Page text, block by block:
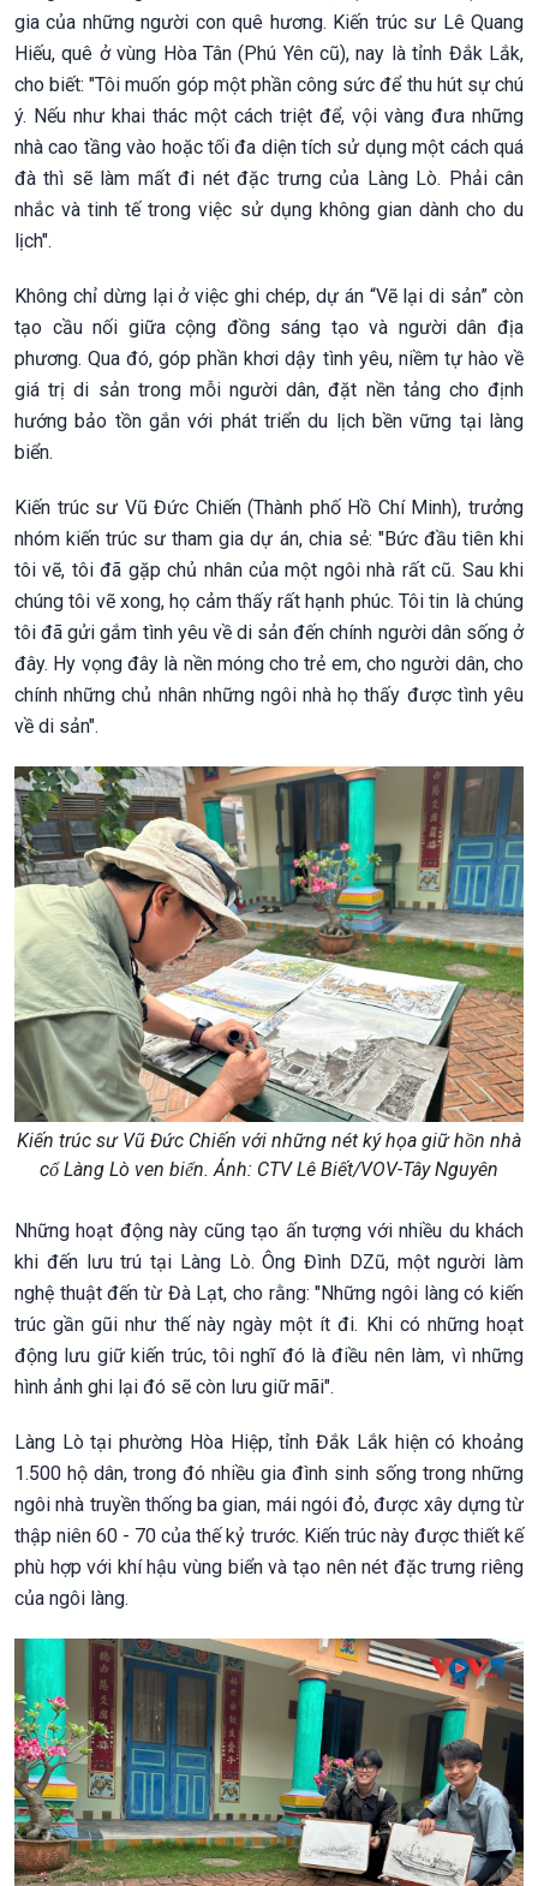
gia của những người con quê hương. Kiến trúc sư Lê Quang
Hiếu, quê ở vùng Hòa Tân (Phú Yên cũ), nay là tỉnh Đắk Lắk,
cho biết: "Tôi muốn góp một phần công sức để thu hút sự chú
ý. Nếu như khai thác một cách triệt để, vội vàng đưa những
nhà cao tầng vào hoặc tối đa diện tích sử dụng một cách quá
đà thì sẽ làm mất đi nét đặc trưng của Làng Lò. Phải cân
nhắc và tinh tế trong việc sử dụng không gian dành cho du
lịch".
Không chỉ dừng lại ở việc ghi chép, dự án “Vẽ lại di sản” còn
tạo cầu nối giữa cộng đồng sáng tạo và người dân địa
phương. Qua đó, góp phần khơi dậy tình yêu, niềm tự hào về
giá trị di sản trong mỗi người dân, đặt nền tảng cho định
hướng bảo tồn gắn với phát triển du lịch bền vững tại làng
biển.
Kiến trúc sư Vũ Đức Chiến (Thành phố Hồ Chí Minh), trưởng
nhóm kiến trúc sư tham gia dự án, chia sẻ: "Bức đầu tiên khi
tôi vẽ, tôi đã gặp chủ nhân của một ngôi nhà rất cũ. Sau khi
chúng tôi vẽ xong, họ cảm thấy rất hạnh phúc. Tôi tin là chúng
tôi đã gửi gắm tình yêu về di sản đến chính người dân sống ở
đây. Hy vọng đây là nền móng cho trẻ em, cho người dân, cho
chính những chủ nhân những ngôi nhà họ thấy được tình yêu
về di sản".
Kiến trúc sư Vũ Đức Chiến với những nét ký họa giữ hồn nhà
cổ Làng Lò ven biển. Ảnh: CTV Lê Biết/VOV-Tây Nguyên
Những hoạt động này cũng tạo ấn tượng với nhiều du khách
khi đến lưu trú tại Làng Lò. Ông Đình DZũ, một người làm
nghệ thuật đến từ Đà Lạt, cho rằng: "Những ngôi làng có kiến
trúc gần gũi như thế này ngày một ít đi. Khi có những hoạt
động lưu giữ kiến trúc, tôi nghĩ đó là điều nên làm, vì những
hình ảnh ghi lại đó sẽ còn lưu giữ mãi".
Làng Lò tại phường Hòa Hiệp, tỉnh Đắk Lắk hiện có khoảng
1.500 hộ dân, trong đó nhiều gia đình sinh sống trong những
ngôi nhà truyền thống ba gian, mái ngói đỏ, được xây dựng từ
thập niên 60 - 70 của thế kỷ trước. Kiến trúc này được thiết kế
phù hợp với khí hậu vùng biển và tạo nên nét đặc trưng riêng
của ngôi làng.